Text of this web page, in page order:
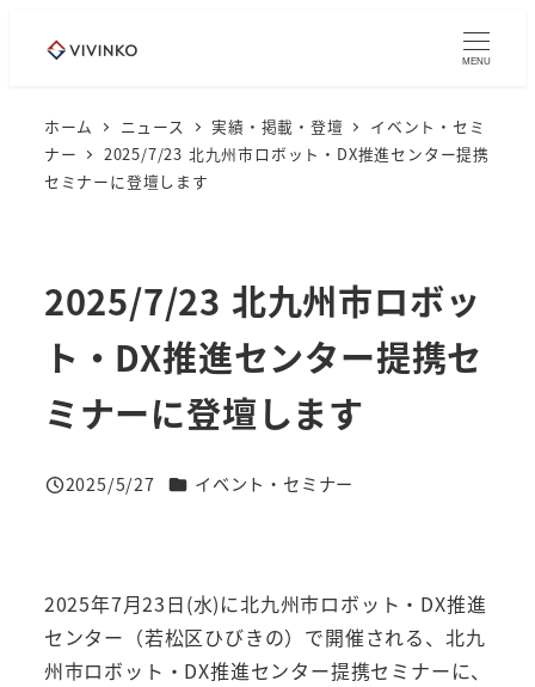
MENU
ホーム ニュース 実績・掲載・登壇
イベント・セミ
ナー
2025/7/23 北九州市ロボット・DX推進センター提携
セミナーに登壇します
2025/7/23 北九州市ロボッ
ト・DX推進センター提携セ
ミナーに登壇します
投稿日
2025/5/27 ニュースカテゴリー
イベント・セミナー
2025年7月23日(水)に北九州市ロボット・DX推進
センター（若松区ひびきの）で開催される、北九
州市ロボット・DX推進センター提携セミナーに、